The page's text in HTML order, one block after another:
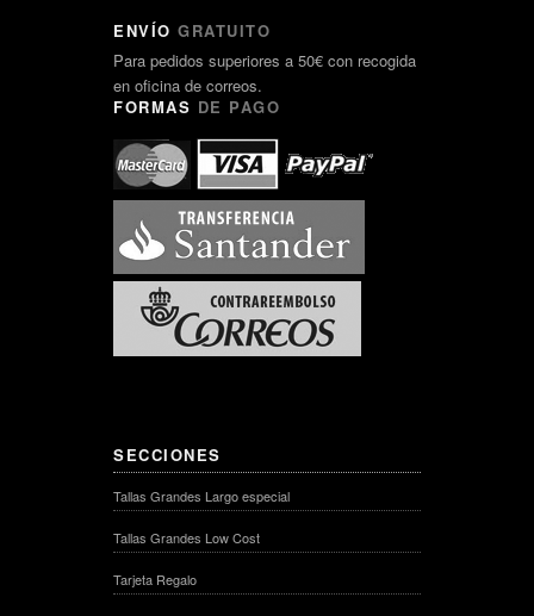
ENVÍO GRATUITO
Para pedidos superiores a 50€ con recogida
en oficina de correos.
FORMAS DE PAGO
SECCIONES
Tallas Grandes Largo especial
Tallas Grandes Low Cost
Tarjeta Regalo